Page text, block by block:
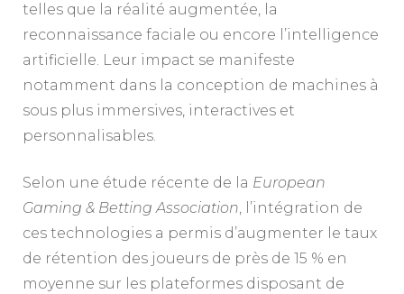
telles que la réalité augmentée, la
reconnaissance faciale ou encore l’intelligence
artificielle. Leur impact se manifeste
notamment dans la conception de machines à
sous plus immersives, interactives et
personnalisables.
Selon une étude récente de la European
Gaming & Betting Association, l’intégration de
ces technologies a permis d’augmenter le taux
de rétention des joueurs de près de 15 % en
moyenne sur les plateformes disposant de